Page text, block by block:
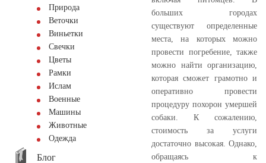
Природа
Веточки
Виньетки
Свечки
Цветы
Рамки
Ислам
Военные
Машины
Животные
Одежда
Блог
больших городах
существуют определенные
места, на которых можно
провести погребение, также
можно найти организацию,
которая сможет грамотно и
оперативно провести
процедуру похорон умершей
собаки. К сожалению,
стоимость за услуги
достаточно высокая. Однако,
обращаясь к